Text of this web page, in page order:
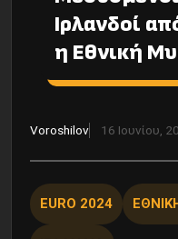
Ιρλανδοί
η Εθνική
Voroshilov 16 Ιουνίου,
EURO 2024